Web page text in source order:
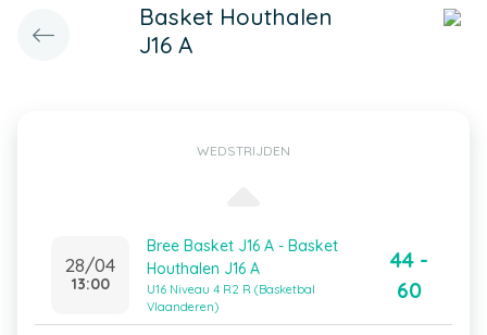
Basket Houthalen
J16 A
WEDSTRIJDEN
28/04
13:00
Bree Basket J16 A - Basket
Houthalen J16 A
U16 Niveau 4 R2 R (Basketbal
Vlaanderen)
44 -
60